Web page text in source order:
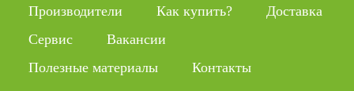
Производители
Как купить?
Доставка
Сервис
Вакансии
Полезные материалы
Контакты